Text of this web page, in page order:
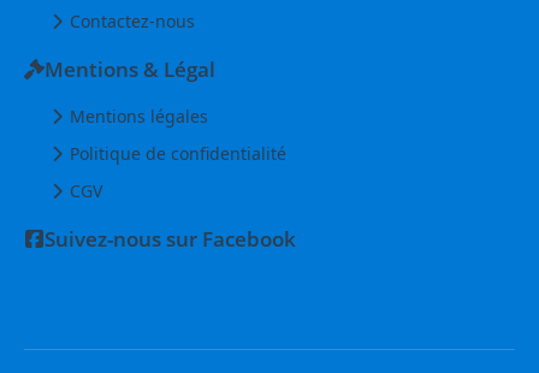
Contactez-nous
Mentions & Légal
Mentions légales
Politique de confidentialité
CGV
Suivez-nous sur Facebook